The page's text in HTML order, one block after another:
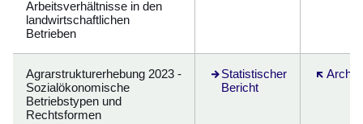
Arbeitsverhältnisse in den
landwirtschaftlichen
Betrieben
Agrarstrukturerhebung 2023 -
Sozialökonomische
Betriebstypen und
Rechtsformen
Statistischer
Bericht
Archiv
Öffnet